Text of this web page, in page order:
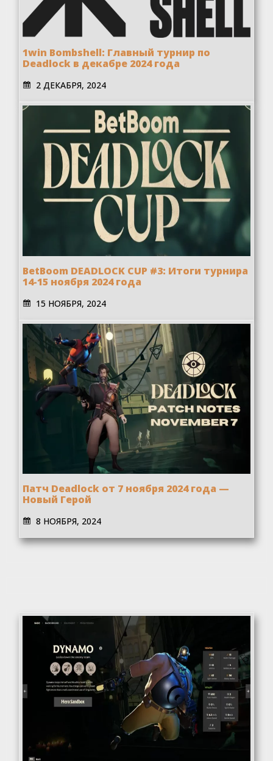
1win Bombshell: Главный турнир по
Deadlock в декабре 2024 года
2 ДЕКАБРЯ, 2024
BetBoom DEADLOCK CUP #3: Итоги турнира
14-15 ноября 2024 года
15 НОЯБРЯ, 2024
Патч Deadlock от 7 ноября 2024 года —
Новый Герой
8 НОЯБРЯ, 2024